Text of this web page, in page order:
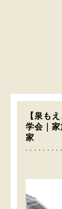
【泉も
学会｜
家